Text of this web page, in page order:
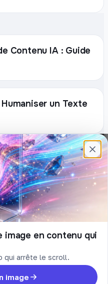
Contenu IA : Guide
un Texte
image en contenu qui
qui arrête le scroll.
image
de
crée.
COMPTE
Connexion
Créer un compte
Mot de passe oublié